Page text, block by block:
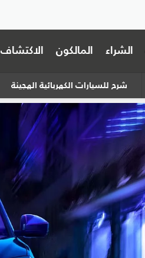
الشراء المالكون الاكتشاف
شرح للسيارات الكهربائية الهجينة